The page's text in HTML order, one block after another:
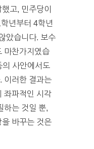
고, 민주당이
년부터 4학년
았습니다. 보수
마찬가지였습
의 사안에서도
이러한 결과는
좌파적인 시각
하는 것일 뿐,
바꾸는 것은